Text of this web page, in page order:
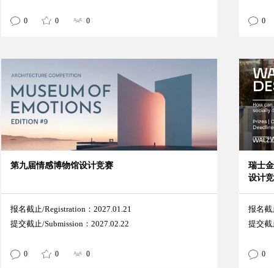
0 0 0 0
第九届情感博物馆设计竞赛
报名截止/Registration：2027.01.21
提交截止/Submission：2027.02.22
0 0 0
瑞士
设计
报名截
提交截
0